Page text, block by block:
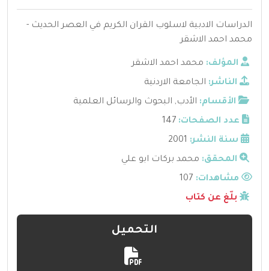
الدراسات الادبية لاسلوب القران الكريم في العصر الحديث -
محمد احمد الاشقر
المؤلف: محمد احمد الاشقر
الناشر: الجامعة الاردنية
الأقسام: الأدب, البحوث والرسائل العلمية
عدد الصفحات: 147
سنة النشر: 2001
المحقق: محمد بركات ابو علي
مشاهدات:
بلّغ عن كتاب
التحميل